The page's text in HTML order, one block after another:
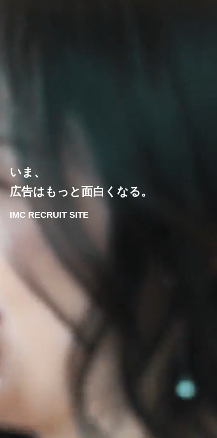
いま、
広告はもっと面白くなる。
IMC RECRUIT SITE